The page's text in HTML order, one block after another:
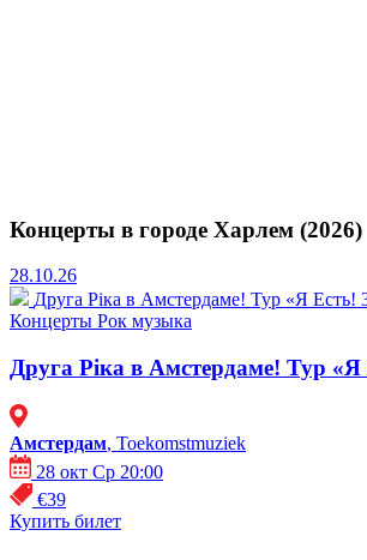
Концерты в городе Харлем (2026)
28.10.26
Друга Ріка в Амстердаме! Тур «Я Есть!
Концерты Рок музыка
Друга Ріка в Амстердаме! Тур «Я
Амстердам, Toekomstmuziek
28 окт Ср 20:00
€39
Купить билет